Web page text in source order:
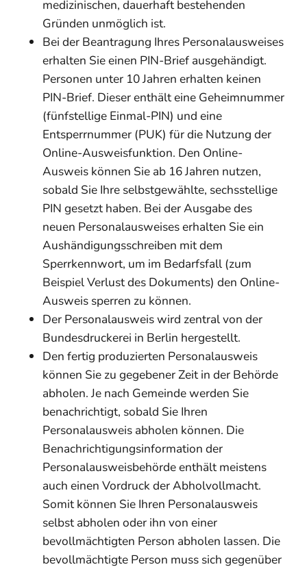
medizinischen, dauerhaft bestehenden
Gründen unmöglich ist.
Bei der Beantragung Ihres Personalausweises
erhalten Sieeinen PIN-Brief ausgehändigt.
Personen unter 10 Jahren erhalten keinen
PIN-Brief. Dieser enthält eine Geheimnummer
(fünfstellige Einmal-PIN) und eine
Entsperrnummer (PUK) für die Nutzung der
Online-Ausweisfunktion. Den Online-
Ausweis können Sie ab 16 Jahren nutzen,
sobald Sie Ihre selbstgewählte, sechsstellige
PIN gesetzt haben. Bei der Ausgabe des
neuen Personalausweises erhalten Sie ein
Aushändigungsschreiben mit dem
Sperrkennwort, um im Bedarfsfall (zum
Beispiel Verlust des Dokuments) den Online-
Ausweis sperren zu können.
Der Personalausweis wird zentral von der
Bundesdruckerei in Berlin hergestellt.
Den fertig produzierten Personalausweis
können Sie zu gegebener Zeit in der Behörde
abholen. Je nach Gemeinde werden Sie
benachrichtigt, sobald Sie Ihren
Personalausweis abholen können. Die
Benachrichtigungsinformation der
Personalausweisbehörde enthält meistens
auch einen Vordruck der Abholvollmacht.
Somit können Sie Ihren Personalausweis
selbst abholen oder ihn von einer
bevollmächtigten Person abholen lassen. Die
bevollmächtigte Person muss sich gegenüber